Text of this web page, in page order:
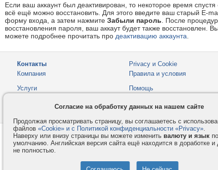
Если ваш аккаунт был деактивирован, то некоторое время спустя
всё ещё можно восстановить. Для этого введите ваш старый E-
форму входа, а затем нажмите Забыли пароль . После
восстановления пароля, ваш аккаут будет также восстановлен.
можете подробнее прочитать про деактивацию аккаунта
Контакты
Компания
Privacy и Cookie
Правила и условия
Услуги
Помощь
© 2008-2026VMESTE.EU - Все права защищены.
Согласие на обработку данных на нашем сайте
Продолжая просматривать страницу, вы соглашаетесь с
файлов «Cookie» и с Политикой конфиденциальности «Privacy».
Наверху или внизу страницы вы можете изменить валюту и языкпо
умолчанию. Английская версия сайта ещё находится в доработке и
не полностью.